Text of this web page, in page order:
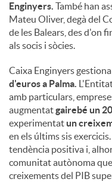
Enginyers. També han
Mateu Oliver, degà del
de les Balears, des d'on
als socis i sòcies.
Caixa Enginyers
d'euros a Palma.
amb particulars,
augmentatgairebé un
experimentat un
en els últims sis
tendència positiva i,
comunitat autònoma
creixements del PIB